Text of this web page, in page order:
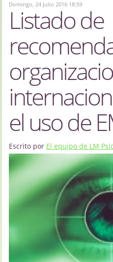
Domingo, 24 Julio 2016 18:59
Listado de
el uso de
Escrito por El equipo de LM